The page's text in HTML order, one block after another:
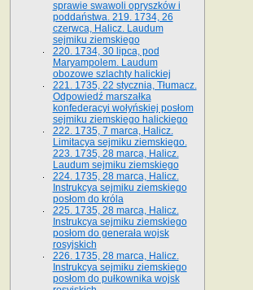
sprawie swawoli opryszków i
poddaństwa. 219. 1734, 26
czerwca, Halicz. Laudum
sejmiku ziemskiego
220. 1734, 30 lipca, pod
Maryampolem. Laudum
obozowe szlachty halickiej
221. 1735, 22 stycznia, Tłumacz.
Odpowiedź marszałka
konfederacyi wołyńskiej posłom
sejmiku ziemskiego halickiego
222. 1735, 7 marca, Halicz.
Limitacya sejmiku ziemskiego.
223. 1735, 28 marca, Halicz.
Laudum sejmiku ziemskiego
224. 1735, 28 marca, Halicz.
Instrukcya sejmiku ziemskiego
posłom do króla
225. 1735, 28 marca, Halicz.
Instrukcya sejmiku ziemskiego
posłom do generała wojsk
rosyjskich
226. 1735, 28 marca, Halicz.
Instrukcya sejmiku ziemskiego
posłom do pułkownika wojsk